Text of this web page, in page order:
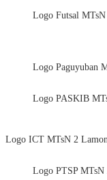
Logo Futsal
Logo Paguyuban
Logo PASKIB
Logo ICT MTsN 2
Logo PTSP MTsN